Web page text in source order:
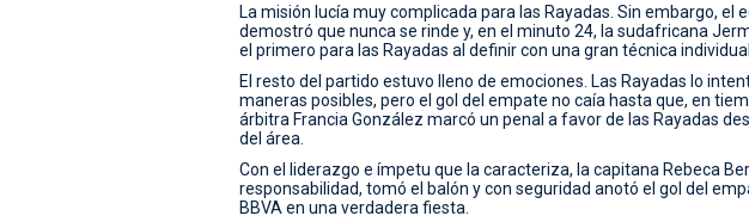
La misión lucía muy complicada para las Rayadas. Sin embargo, el
demostró que nunca se rinde y, en el minuto 24, la sudafricana
el primero para las Rayadas al definir con una gran técnica individual.
El resto del partido estuvo lleno de emociones. Las Rayadas lo
maneras posibles, pero el gol del empate no caía hasta que, en
árbitra Francia González marcó un penal a favor de las Rayadas
del área.
Con el liderazgo e ímpetu que la caracteriza, la capitana Rebeca
responsabilidad, tomó el balón y con seguridad anotó el gol del
BBVA en una verdadera fiesta.